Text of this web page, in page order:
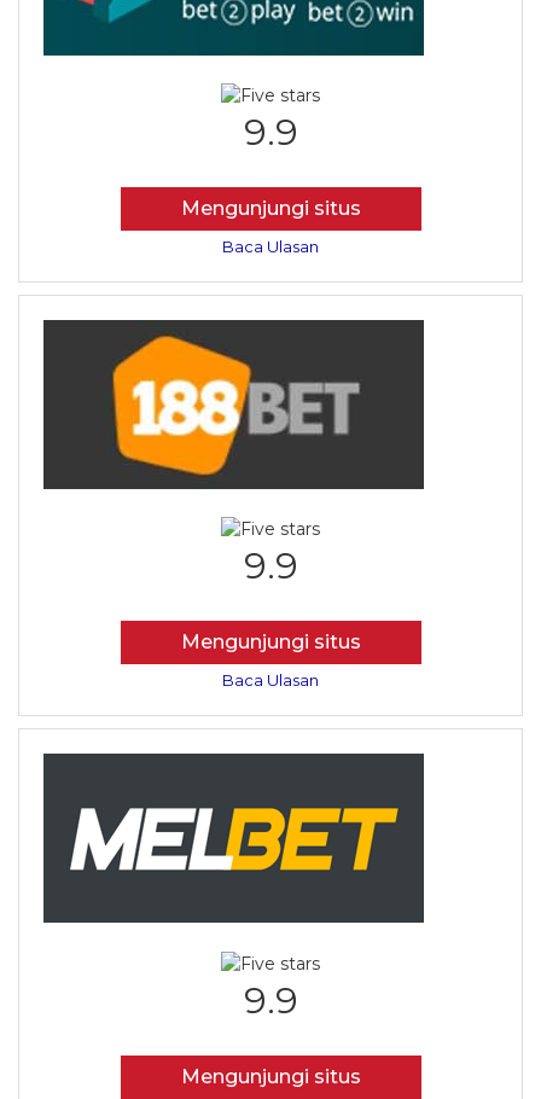
9.9
Mengunjungi situs
Baca Ulasan
9.9
Mengunjungi situs
Baca Ulasan
9.9
Mengunjungi situs